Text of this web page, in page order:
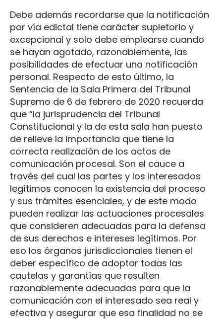
Debe además recordarse que la notificación
por vía edictal tiene carácter supletorio y
excepcional y solo debe emplearse cuando
se hayan agotado, razonablemente, las
posibilidades de efectuar una notificación
personal. Respecto de esto último, la
Sentencia de la Sala Primera del Tribunal
Supremo de 6 de febrero de 2020 recuerda
que “la jurisprudencia del Tribunal
Constitucional y la de esta sala han puesto
de relieve la importancia que tiene la
correcta realización de los actos de
comunicación procesal. Son el cauce a
través del cual las partes y los interesados
legítimos conocen la existencia del proceso
y sus trámites esenciales, y de este modo
pueden realizar las actuaciones procesales
que consideren adecuadas para la defensa
de sus derechos e intereses legítimos. Por
eso los órganos jurisdiccionales tienen el
deber específico de adoptar todas las
cautelas y garantías que resulten
razonablemente adecuadas para que la
comunicación con el interesado sea real y
efectiva y asegurar que esa finalidad no se